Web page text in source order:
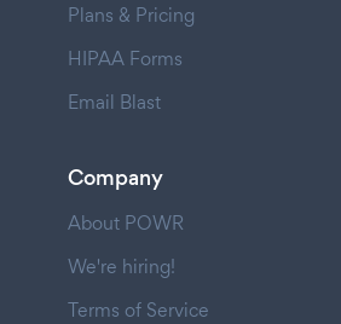
Plans & Pricing
HIPAA Forms
Email Blast
Company
About POWR
We're hiring!
Terms of Service